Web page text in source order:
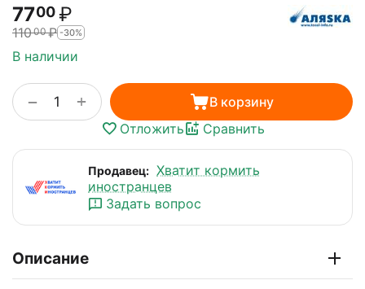
7700 ₽
11000₽ -30%
В наличии
+
−
В корзину
Отложить
Сравнить
Продавец: Хватит кормить
иностранцев
Задать вопрос
Описание